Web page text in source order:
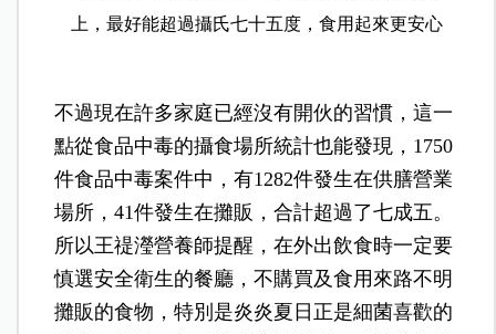
上，最好能超過攝氏七十五度，食用起來更安心
不過現在許多家庭已經沒有開伙的習慣，這一
點從食品中毒的攝食場所統計也能發現，1750
件食品中毒案件中，有1282件發生在供膳營業
場所，41件發生在攤販，合計超過了七成五。
所以王禔瀅營養師提醒，在外出飲食時一定要
慎選安全衛生的餐廳，不購買及食用來路不明
攤販的食物，特別是炎炎夏日正是細菌喜歡的